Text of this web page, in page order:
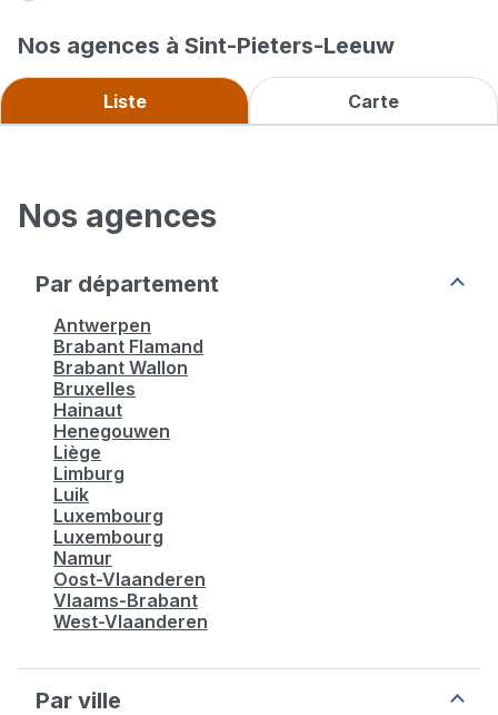
Nos agences à Sint-Pieters-Leeuw
Liste Carte
Manpower ABInBev Belle-Vue
Bergensesteenweg 144 1600 Sint-Pieters-Leeuw
Plus d'infos
Nos agences
Par département
Antwerpen
Brabant Flamand
Brabant Wallon
Bruxelles
Hainaut
Henegouwen
Liège
Limburg
Luik
Luxembourg
Luxembourg
Namur
Oost-Vlaanderen
Vlaams-Brabant
West-Vlaanderen
Par ville